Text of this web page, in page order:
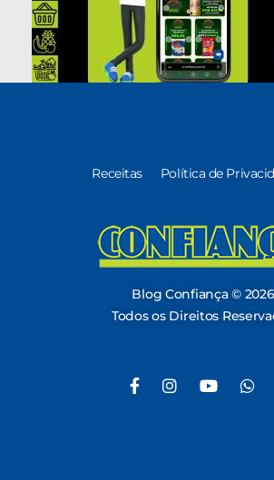
Receitas Política de
Blog Confiança © 2026
Todos os Direitos